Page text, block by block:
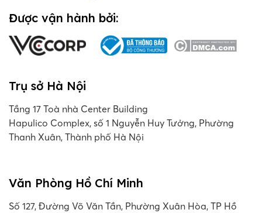
Được vận hành bởi:
Trụ sở Hà Nội
Tầng 17 Toà nhà Center Building
Hapulico Complex, số 1 Nguyễn Huy Tưởng, Phường
Thanh Xuân, Thành phố Hà Nội
Văn Phòng Hồ Chí Minh
Số 127, Đường Võ Văn Tần, Phường Xuân Hòa, TP Hồ